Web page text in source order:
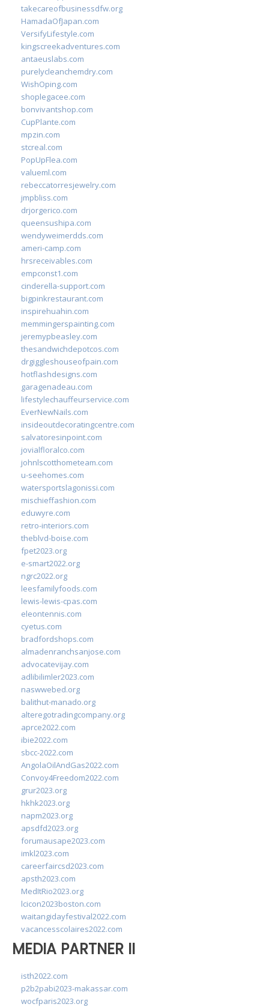
takecareofbusinessdfw.org
HamadaOfJapan.com
VersifyLifestyle.com
kingscreekadventures.com
antaeuslabs.com
purelycleanchemdry.com
WishOping.com
shoplegacee.com
bonvivantshop.com
CupPlante.com
mpzin.com
stcreal.com
PopUpFlea.com
valueml.com
rebeccatorresjewelry.com
jmpbliss.com
drjorgerico.com
queensushipa.com
wendyweimerdds.com
ameri-camp.com
hrsreceivables.com
empconst1.com
cinderella-support.com
bigpinkrestaurant.com
inspirehuahin.com
memmingerspainting.com
jeremypbeasley.com
thesandwichdepotcos.com
drgiggleshouseofpain.com
hotflashdesigns.com
garagenadeau.com
lifestylechauffeurservice.com
EverNewNails.com
insideoutdecoratingcentre.com
salvatoresinpoint.com
jovialfloralco.com
johnlscotthometeam.com
u-seehomes.com
watersportslagonissi.com
mischieffashion.com
eduwyre.com
retro-interiors.com
theblvd-boise.com
fpet2023.org
e-smart2022.org
ngrc2022.org
leesfamilyfoods.com
lewis-lewis-cpas.com
eleontennis.com
cyetus.com
bradfordshops.com
almadenranchsanjose.com
advocatevijay.com
adlibilimler2023.com
naswwebed.org
balithut-manado.org
alteregotradingcompany.org
aprce2022.com
ibie2022.com
sbcc-2022.com
AngolaOilAndGas2022.com
Convoy4Freedom2022.com
grur2023.org
hkhk2023.org
napm2023.org
apsdfd2023.org
forumausape2023.com
imkl2023.com
careerfaircsd2023.com
apsth2023.com
MedItRio2023.org
lcicon2023boston.com
waitangidayfestival2022.com
vacancesscolaires2022.com
MEDIA PARTNER II
isth2022.com
p2b2pabi2023-makassar.com
wocfparis2023.org